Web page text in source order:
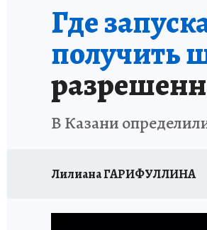
Где
получить
В Казани
Лилиана ГАРИФУЛЛИНА